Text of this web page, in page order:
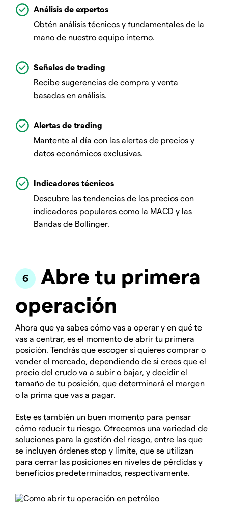
Análisis de expertos
Obtén análisis técnicos y fundamentales de la
mano de nuestro equipo interno.
Señales de trading
Recibe sugerencias de compra y venta
basadas en análisis.
Alertas de trading
Mantente al día con las alertas de precios y
datos económicos exclusivas.
Indicadores técnicos
Descubre las tendencias de los precios con
indicadores populares como la MACD y las
Bandas de Bollinger.
Abre tu primera
operación
Ahora que ya sabes cómo vas a operar y en qué te
vas a centrar, es el momento de abrir tu primera
posición. Tendrás que escoger si quieres comprar o
vender el mercado, dependiendo de si crees que el
precio del crudo va a subir o bajar, y decidir el
tamaño de tu posición, que determinará el margen
o la prima que vas a pagar.
Este es también un buen momento para pensar
cómo reducir tu riesgo. Ofrecemos una variedad de
soluciones para la gestión del riesgo, entre las que
se incluyen órdenes stop y límite, que se utilizan
para cerrar las posiciones en niveles de pérdidas y
beneficios predeterminados, respectivamente.